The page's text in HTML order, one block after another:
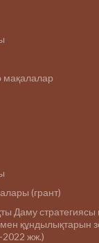
мақалалар
(грант)
Даму стратегиясы
құндылықтарын
жж.)